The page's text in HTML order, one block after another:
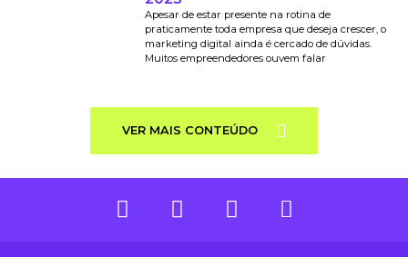
Apesar de estar presente na rotina de
praticamente toda empresa que deseja crescer, o
marketing digital ainda é cercado de dúvidas.
Muitos empreendedores ouvem falar
VER MAIS CONTEÚDO